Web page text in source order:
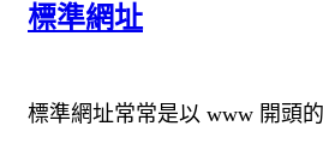
標準網址
標準網址常常是以 www 開頭的